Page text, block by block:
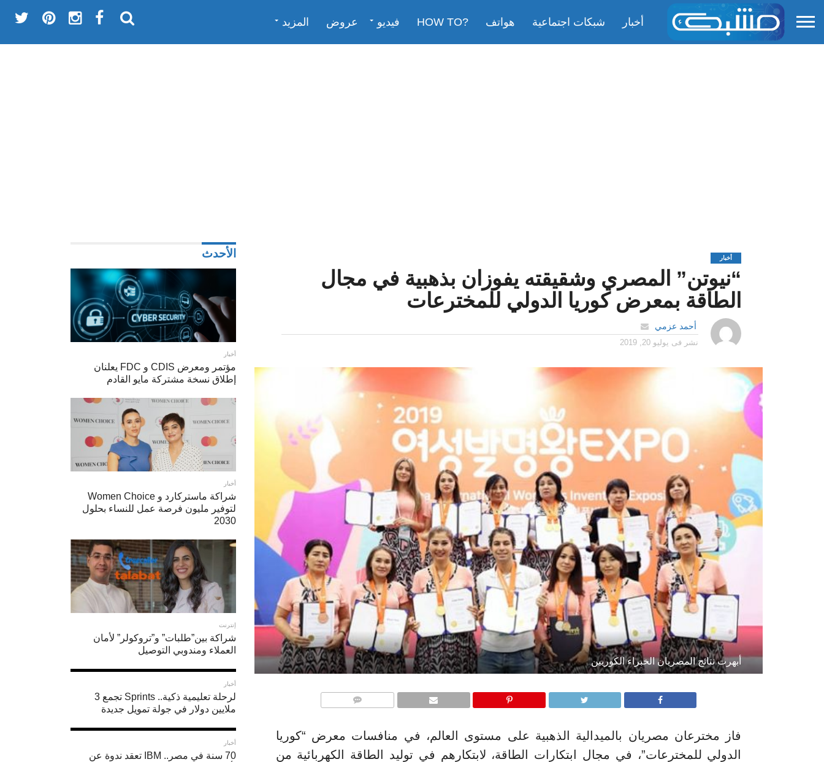
أخبار شبكات اجتماعية هواتف ?HOW TO فيديو عروض المزيد
أخبار
“نيوتن” المصري وشقيقته يفوزان بذهبية في مجال
الطاقة بمعرض كوريا الدولي للمخترعات
أحمد عزمي
نشر فى يوليو 20, 2019
أبهرت نتائج المصريان الخبراء الكوريين
فاز مخترعان مصريان بالميدالية الذهبية على مستوى العالم، في منافسات معرض “كوريا
الدولي للمخترعات”، في مجال ابتكارات الطاقة، لابتكارهم في توليد الطاقة الكهربائية من
الأحدث
أخبار
مؤتمر ومعرض CDIS و FDC يعلنان
إطلاق نسخة مشتركة مايو القادم
أخبار
شراكة ماستركارد و Women Choice
لتوفير مليون فرصة عمل للنساء بحلول
2030
إنترنت
شراكة بين”طلبات” و”تروكولر” لأمان
العملاء ومندوبي التوصيل
أخبار
لرحلة تعليمية ذكية.. Sprints تجمع 3
ملايين دولار في جولة تمويل جديدة
أخبار
70 سنة في مصر.. IBM تعقد ندوة عن